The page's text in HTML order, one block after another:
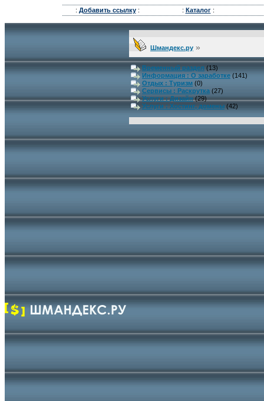
: Добавить ссылку: : Каталог:
Шмандекс.ру »
Временный раздел (13)
Информация : О заработке (141)
Отдых : Туризм (0)
Сервисы : Раскрутка (27)
Услуги : Дизайн(29)
Услуги : Хостинг, домены (42)